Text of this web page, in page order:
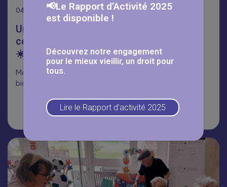
04
Un été placé sous le signe de la
convivialité à la résidence Jean Rostand
☀️
Même sans terrasse ensoleillée, l’esprit barbecue était
bien au rendez-vous à la résidence Jean Rostand
Lire la suite
📢Le Rapport d’Activité 2025
est disponible !
Découvrez notre engagement
pour le mieux vieillir, un droit pour
tous.
Lire le Rapport d’activité 2025